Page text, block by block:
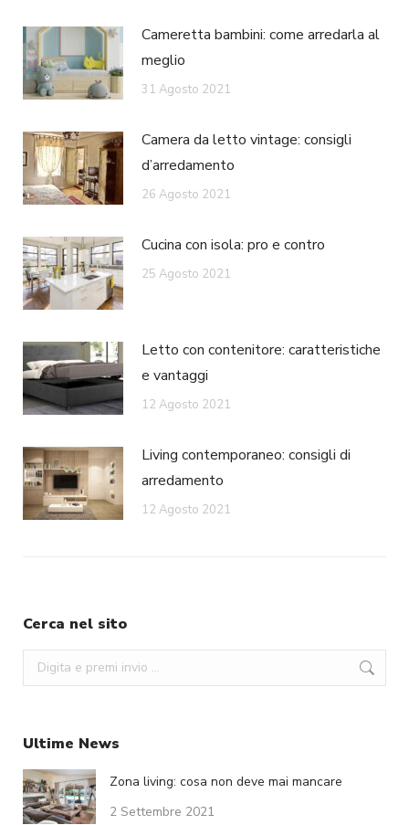
Cameretta bambini: come arredarla al
meglio
31 Agosto 2021
Camera da letto vintage: consigli
d’arredamento
26 Agosto 2021
Cucina con isola: pro e contro
25 Agosto 2021
Letto con contenitore: caratteristiche
e vantaggi
12 Agosto 2021
Living contemporaneo: consigli di
arredamento
12 Agosto 2021
Cerca nel sito
Search:
Ultime News
Zona living: cosa non deve mai mancare
2 Settembre 2021